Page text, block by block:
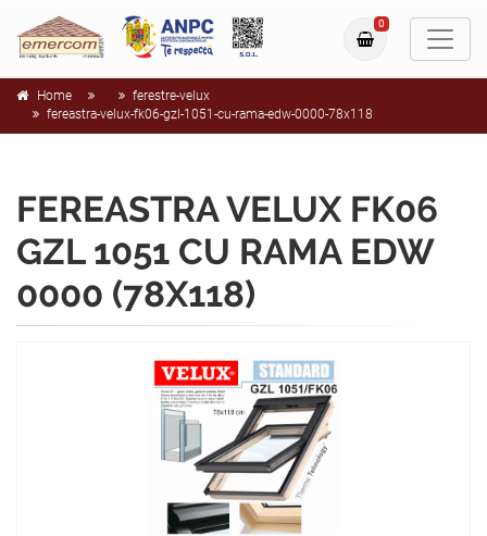
0
Home
ferestre-velux
fereastra-velux-fk06-gzl-1051-cu-rama-edw-0000-78x118
FEREASTRA VELUX FK06
GZL 1051 CU RAMA EDW
0000 (78X118)